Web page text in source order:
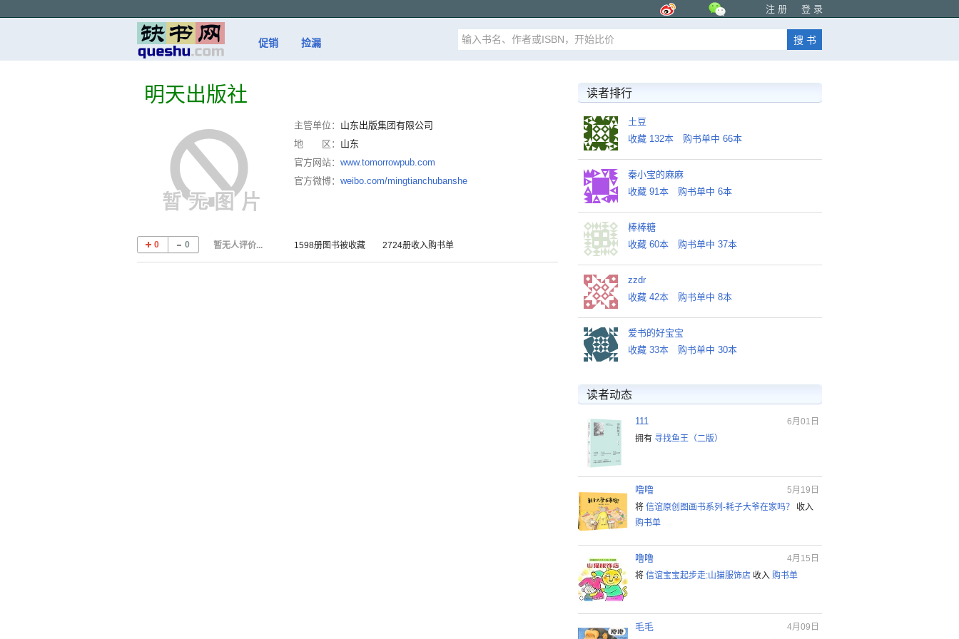
注 册 登 录
促销 捡漏
明天出版社
主管单位： 山东出版集团有限公司
地 区： 山东
官方网站： www.tomorrowpub.com
官方微博： weibo.com/mingtianchubanshe
0 0 暂无人评价... 1598册图书被收藏 2724册收入购书单
读者排行
土豆
收藏 132本
购书单中 66本
秦小宝的麻麻
收藏 91本
购书单中 6本
棒棒糖
收藏 60本
购书单中 37本
zzdr
收藏 42本
购书单中 8本
爱书的好宝宝
收藏 33本
购书单中 30本
读者动态
111
6月01日
拥有 寻找鱼王（二版）
噜噜
5月19日
将 信谊原创图画书系列-耗子大爷在家吗？
收入
购书单
噜噜
4月15日
将 信谊宝宝起步走:山猫服饰店 收入 购书单
毛毛 4月09日